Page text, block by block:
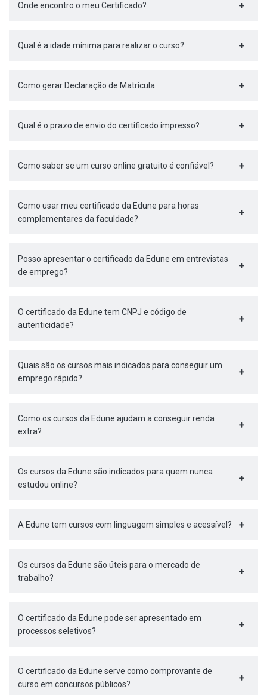
Onde encontro o meu Certificado?
Qual é a idade mínima para realizar o curso?
Como gerar Declaração de Matrícula
Qual é o prazo de envio do certificado impresso?
Como saber se um curso online gratuito é confiável?
Como usar meu certificado da Edune para horas
complementares da faculdade?
Posso apresentar o certificado da Edune em entrevistas
de emprego?
O certificado da Edune tem CNPJ e código de
autenticidade?
Quais são os cursos mais indicados para conseguir um
emprego rápido?
Como os cursos da Edune ajudam a conseguir renda
extra?
Os cursos da Edune são indicados para quem nunca
estudou online?
A Edune tem cursos com linguagem simples e acessível?
Os cursos da Edune são úteis para o mercado de
trabalho?
O certificado da Edune pode ser apresentado em
processos seletivos?
O certificado da Edune serve como comprovante de
curso em concursos públicos?